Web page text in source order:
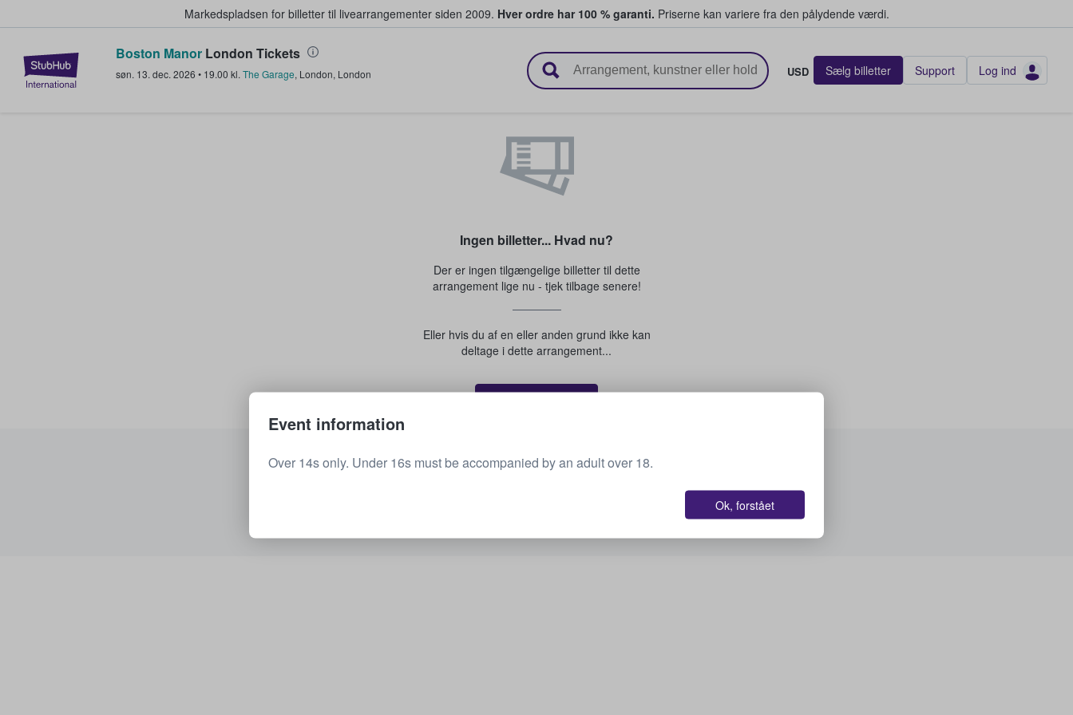
Markedspladsen for billetter til livearrangementer siden 2009. Hver ordre har 100 % garanti. Priserne kan variere fra den pålydende værdi.
StubHub - Hvor fans køber og sælger billetter
Boston Manor London Tickets
søn. 13. dec. 2026 • 19.00 kl. The Garage, London, London USD Sælg billetter Support Log ind
Ingen billetter... Hvad nu?
Der er ingen tilgængelige billetter til dette
arrangement lige nu - tjek tilbage senere!
Eller hvis du af en eller anden grund ikke kan
deltage i dette arrangement...
Se alle kommende arrangementer
Event information
Over 14s only. Under 16s must be accompanied by an adult over 18.
Ok, forstået